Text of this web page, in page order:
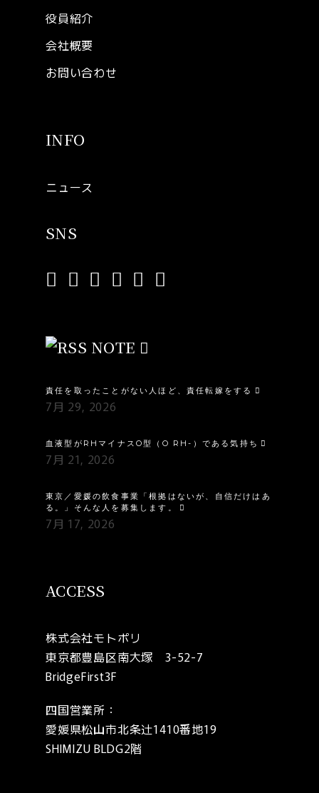
役員紹介
会社概要
お問い合わせ
INFO
ニュース
SNS
NOTE
責任を取ったことがない人ほど、責任転嫁をする
7月 29, 2026
血液型がRHマイナスO型（O RH-）である気持ち
7月 21, 2026
東京／愛媛の飲食事業「根拠はないが、自信だけはあ
る。」そんな人を募集します。
7月 17, 2026
ACCESS
株式会社モトポリ
東京都豊島区南大塚 3-52-7
BridgeFirst3F
四国営業所：
愛媛県松山市北条辻1410番地19
SHIMIZU BLDG2階